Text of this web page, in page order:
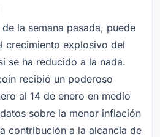
la semana pasada, puede
crecimiento explosivo del
se ha reducido a la nada.
recibió un poderoso
al 14 de enero en medio
sobre la menor inflación
contribución a la alcancía de